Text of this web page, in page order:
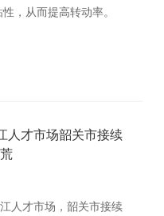
，从而提高转动率。
人才市场韶关市接续
人才市场，韶关市接续